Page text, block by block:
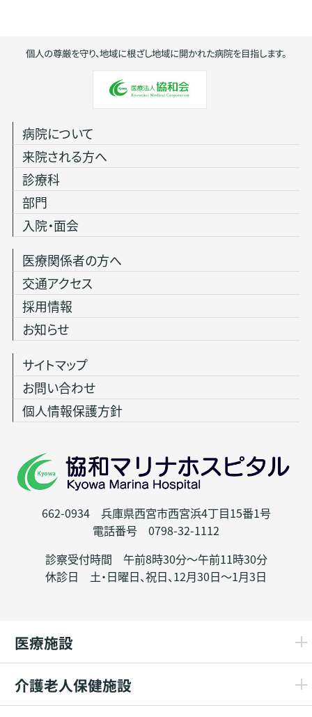
個人の尊厳を守り、地域に根ざし地域に開かれた病院を目指します。
662-0934 兵庫県西宮市西宮浜4丁目15番1号
電話番号 0798-32-1112
診察受付時間 午前8時30分～午前11時30分
休診日 土・日曜日、祝日、12月30日～1月3日
病院について
来院される方へ
診療科
部門
入院・面会
医療関係者の方へ
交通アクセス
採用情報
お知らせ
サイトマップ
お問い合わせ
個人情報保護方針
医療施設
介護老人保健施設